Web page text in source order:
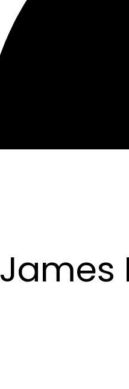
James